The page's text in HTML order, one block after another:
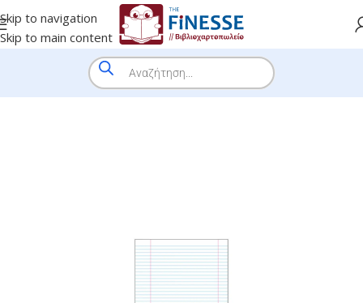
Skip to navigation
Skip to main content
BRANDS